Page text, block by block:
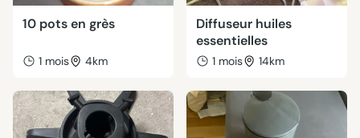
10 pots en grès
1 mois 4km
Diffuseur huiles
essentielles
1 mois 14km